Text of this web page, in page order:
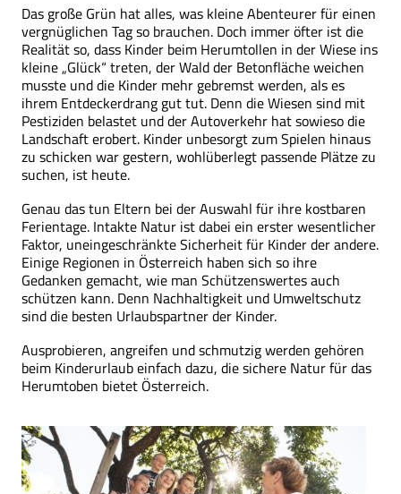
Das große Grün hat alles, was kleine Abenteurer für einen
vergnüglichen Tag so brauchen. Doch immer öfter ist die
Realität so, dass Kinder beim Herumtollen in der Wiese ins
kleine „Glück“ treten, der Wald der Betonfläche weichen
musste und die Kinder mehr gebremst werden, als es
ihrem Entdeckerdrang gut tut. Denn die Wiesen sind mit
Pestiziden belastet und der Autoverkehr hat sowieso die
Landschaft erobert. Kinder unbesorgt zum Spielen hinaus
zu schicken war gestern, wohlüberlegt passende Plätze zu
suchen, ist heute.
Genau das tun Eltern bei der Auswahl für ihre kostbaren
Ferientage. Intakte Natur ist dabei ein erster wesentlicher
Faktor, uneingeschränkte Sicherheit für Kinder der andere.
Einige Regionen in Österreich haben sich so ihre
Gedanken gemacht, wie man Schützenswertes auch
schützen kann. Denn Nachhaltigkeit und Umweltschutz
sind die besten Urlaubspartner der Kinder.
Ausprobieren, angreifen und schmutzig werden gehören
beim Kinderurlaub einfach dazu, die sichere Natur für das
Herumtoben bietet Österreich.